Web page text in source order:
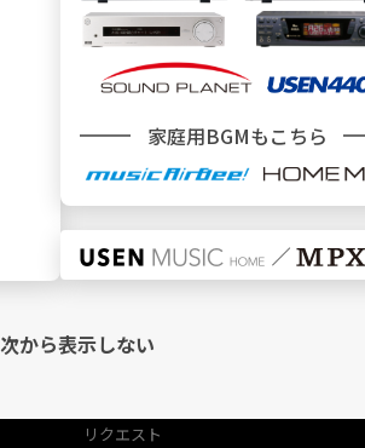
SOUND PLANET／USEN440
PLAYING）
チャンネルを探す
USEN（有線）ランキング
リクエスト
家庭用BGMもこちら
次から表示しない